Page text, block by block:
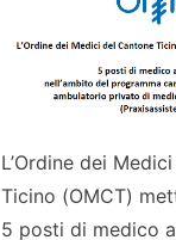
L’Ordine dei
Ticino (OMCT)
5 posti di medico